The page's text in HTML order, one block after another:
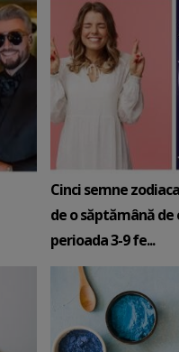
Cinci semne
de o săptămână de
perioada 3-9 fe...